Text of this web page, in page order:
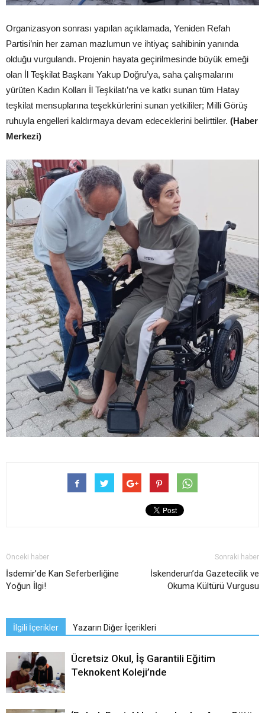
Organizasyon sonrası yapılan açıklamada, Yeniden Refah
Partisi’nin her zaman mazlumun ve ihtiyaç sahibinin yanında
olduğu vurgulandı. Projenin hayata geçirilmesinde büyük emeği
olan İl Teşkilat Başkanı Yakup Doğru’ya, saha çalışmalarını
yürüten Kadın Kolları İl Teşkilatı’na ve katkı sunan tüm Hatay
teşkilat mensuplarına teşekkürlerini sunan yetkililer; Milli Görüş
ruhuyla engelleri kaldırmaya devam edeceklerini belirttiler. (Haber
Merkezi)
Önceki haber
İsdemir’de Kan Seferberliğine
Yoğun İlgi!
Sonraki haber
İskenderun’da Gazetecilik ve
Okuma Kültürü Vurgusu
İlgili İçerikler Yazarın Diğer İçerikleri
Ücretsiz Okul, İş Garantili Eğitim
Teknokent Koleji’nde